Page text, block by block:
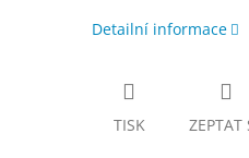
Detailní informace
TISK ZEPTAT